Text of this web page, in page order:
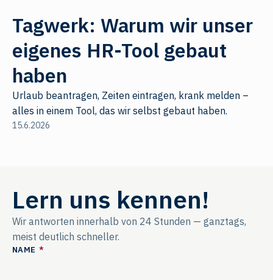
Tagwerk: Warum wir unser
eigenes HR-Tool gebaut
haben
Urlaub beantragen, Zeiten eintragen, krank melden –
alles in einem Tool, das wir selbst gebaut haben.
15.6.2026
Lern uns kennen!
Wir antworten innerhalb von 24 Stunden — ganztags,
meist deutlich schneller.
NAME *